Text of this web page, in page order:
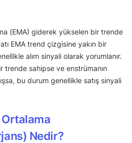
(EMA) giderek yükselen bir trende
EMA trend çizgisine yakın bir
alım sinyali olarak yorumlanır.
trende sahipse ve enstrümanın
bu durum genellikle satış sinyali
Nedir?